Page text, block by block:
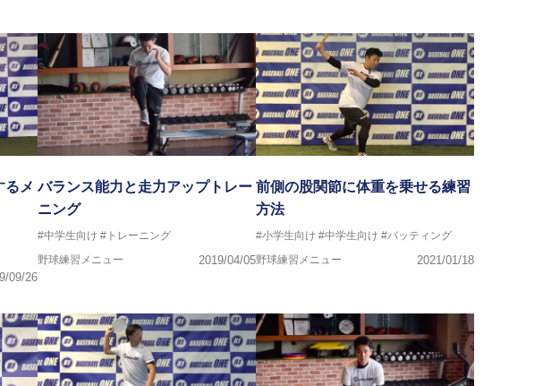
るメ
09/26
バランス能力と走力アップトレー
ニング
#中学生向け #トレーニング
野球練習メニュー
2019/04/05
前側の股関節に体重を乗せる練習
方法
#小学生向け #中学生向け #バッティング
野球練習メニュー
2021/01/18